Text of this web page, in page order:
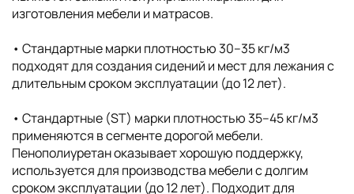
изготовления мебели и матрасов.
• Стандартные марки плотностью 30–35 кг/м3
подходят для создания сидений и мест для лежания с
длительным сроком эксплуатации (до 12 лет).
• Стандартные (ST) марки плотностью 35–45 кг/м3
применяются в сегменте дорогой мебели.
Пенополиуретан оказывает хорошую поддержку,
используется для производства мебели с долгим
сроком эксплуатации (до 12 лет). Подходит для